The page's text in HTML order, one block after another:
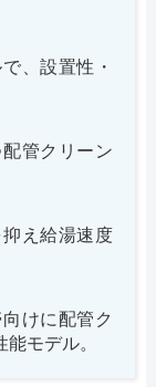
、設置性・
管クリーン
え給湯速度
けに配管ク
モデル。